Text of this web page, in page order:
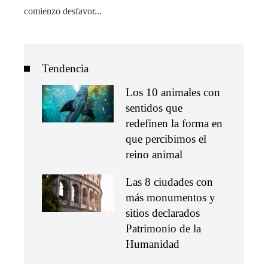
comienzo desfavor...
Tendencia
Los 10 animales con
sentidos que
redefinen la forma en
que percibimos el
reino animal
Las 8 ciudades con
más monumentos y
sitios declarados
Patrimonio de la
Humanidad